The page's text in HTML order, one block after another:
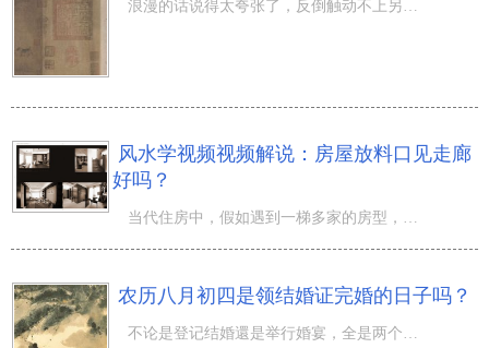
风水学视频视频解说：房屋放料口见走廊
好吗？
农历八月初四是领结婚证完婚的日子吗？